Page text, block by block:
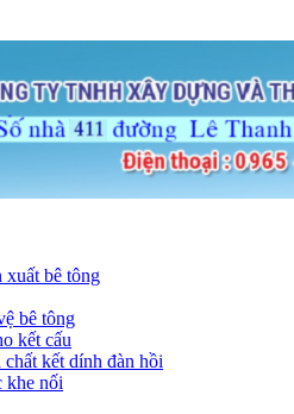
xuất bê tông
bê tông
kết cấu
kết dính đàn hồi
khe nối